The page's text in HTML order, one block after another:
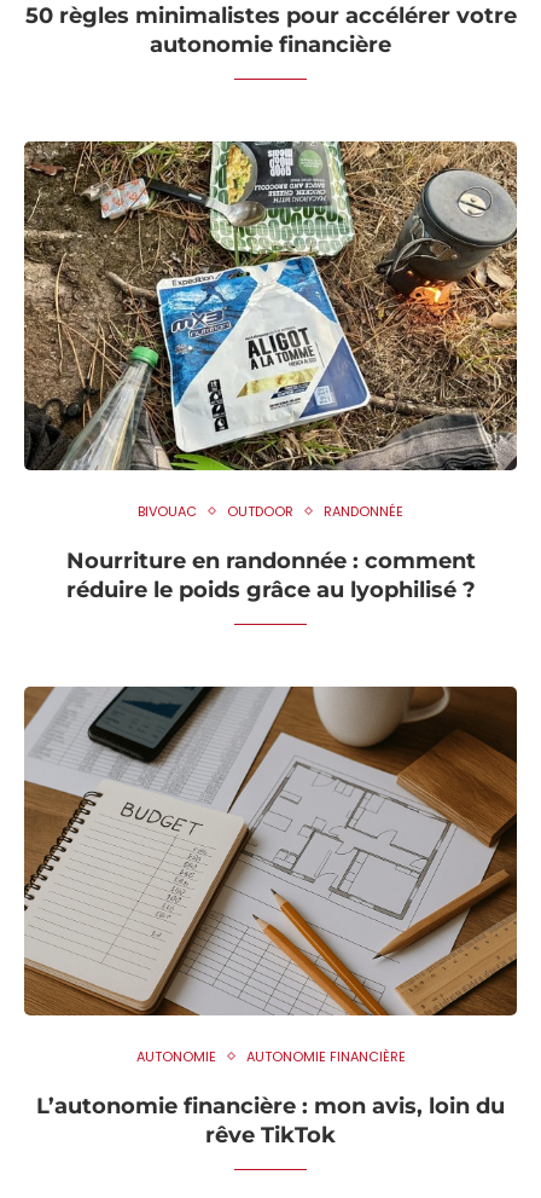
50 règles minimalistes pour accélérer votre
autonomie financière
BIVOUAC OUTDOOR RANDONNÉE
Nourriture en randonnée : comment
réduire le poids grâce au lyophilisé ?
AUTONOMIE AUTONOMIE FINANCIÈRE
L’autonomie financière : mon avis, loin du
rêve TikTok